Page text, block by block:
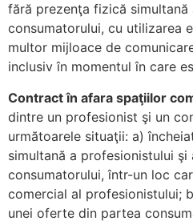
fără prezenţa fizică
consumatorului, cu utilizarea
multor mijloace de
inclusiv în momentul în care
Contract în afara spaţiilor
dintre un profesionist şi un
următoarele situaţii: a)
simultană a profesionistului şi
consumatorului, într-un loc
comercial al profesionistului;
unei oferte din partea